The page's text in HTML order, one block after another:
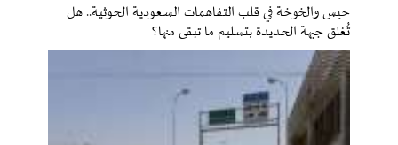
حيس والخوخة في قلب التفاهمات السعودية الحوثية.. هل
تُغلق جبهة الحديدة بتسليم ما تبقى منها؟